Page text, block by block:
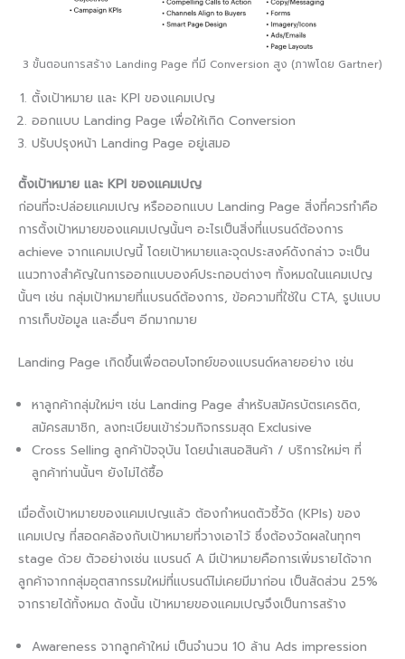
3 ขั้นตอนการสร้าง Landing Page ที่มี Conversion สูง (ภาพโดย Gartner)
ตั้งเป้าหมาย และ KPI ของแคมเปญ
ออกแบบ Landing Page เพื่อให้เกิด Conversion
ปรับปรุงหน้า Landing Page อยู่เสมอ
ตั้งเป้าหมาย และ KPI ของแคมเปญ
ก่อนที่จะปล่อยแคมเปญ หรือออกแบบ Landing Page สิ่งที่ควรทำคือ
การตั้งเป้าหมายของแคมเปญนั้นๆ อะไรเป็นสิ่งที่แบรนด์ต้องการ
achieve จากแคมเปญนี้ โดยเป้าหมายและจุดประสงค์ดังกล่าว จะเป็น
แนวทางสำคัญในการออกแบบองค์ประกอบต่างๆ ทั้งหมดในแคมเปญ
นั้นๆ เช่น กลุ่มเป้าหมายที่แบรนด์ต้องการ, ข้อความที่ใช้ใน CTA, รูปแบบ
การเก็บข้อมูล และอื่นๆ อีกมากมาย
Landing Page เกิดขึ้นเพื่อตอบโจทย์ของแบรนด์หลายอย่าง เช่น
หาลูกค้ากลุ่มใหม่ๆ เช่น Landing Page สำหรับสมัครบัตรเครดิต,
สมัครสมาชิก, ลงทะเบียนเข้าร่วมกิจกรรมสุด Exclusive
Cross Selling ลูกค้าปัจจุบัน โดยนำเสนอสินค้า / บริการใหม่ๆ ที่
ลูกค้าท่านนั้นๆ ยังไม่ได้ซื้อ
เมื่อตั้งเป้าหมายของแคมเปญแล้ว ต้องกำหนดตัวชี้วัด (KPIs) ของ
เเคมเปญ ที่สอดคล้องกับเป้าหมายที่วางเอาไว้ ซึ่งต้องวัดผลในทุกๆ
stage ด้วย ตัวอย่างเช่น แบรนด์ A มีเป้าหมายคือการเพิ่มรายได้จาก
ลูกค้าจากกลุ่มอุตสากรรมใหม่ที่แบรนด์ไม่เคยมีมาก่อน เป็นสัดส่วน 25%
จากรายได้ทั้งหมด ดังนั้น เป้าหมายของแคมเปญจึงเป็นการสร้าง
Awareness จากลูกค้าใหม่ เป็นจำนวน 10 ล้าน Ads impression